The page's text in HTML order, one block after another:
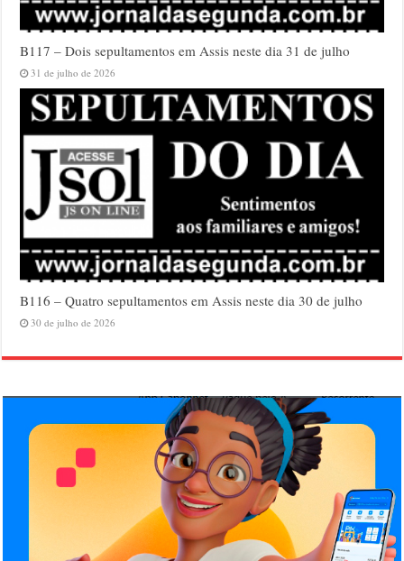
B117 – Dois sepultamentos em Assis neste dia 31 de julho
31 de julho de 2026
B116 – Quatro sepultamentos em Assis neste dia 30 de julho
30 de julho de 2026